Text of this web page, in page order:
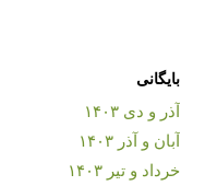
بایگانی
آذر و دی ۱۴۰۳
آبان و آذر ۱۴۰۳
خرداد و تیر ۱۴۰۳